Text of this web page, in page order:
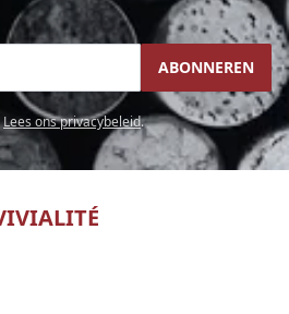
ABONNEREN
Lees ons privacybeleid.